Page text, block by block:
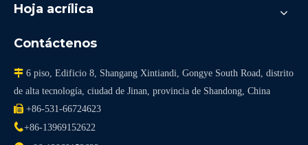
Hoja acrílica
Contáctenos
 6 piso, Edificio 8, Shangang Xintiandi, Gongye South Road, distrito
de alta tecnología, ciudad de Jinan, provincia de Shandong, China
 +86-531-66724623
+86-13969152622